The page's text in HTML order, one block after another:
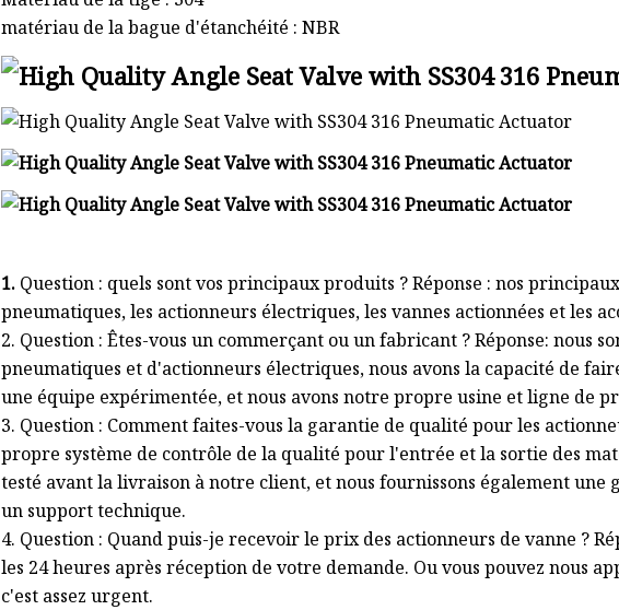
matériau de la bague d'étanchéité : NBR
1. Question : quels sont vos principaux produits ? Réponse : nos
pneumatiques, les actionneurs électriques, les vannes actionnées et les
2. Question : Êtes-vous un commerçant ou un fabricant ? Réponse: nous
pneumatiques et d'actionneurs électriques, nous avons la capacité de
une équipe expérimentée, et nous avons notre propre usine et ligne de
3. Question : Comment faites-vous la garantie de qualité pour les
propre système de contrôle de la qualité pour l'entrée et la sortie des
testé avant la livraison à notre client, et nous fournissons également une
un support technique.
4. Question : Quand puis-je recevoir le prix des actionneurs de vanne ?
les 24 heures après réception de votre demande. Ou vous pouvez nous
c'est assez urgent.